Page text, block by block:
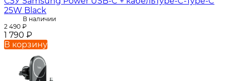
25W Black
В наличии
2 490 ₽
1 790 ₽
В корзину